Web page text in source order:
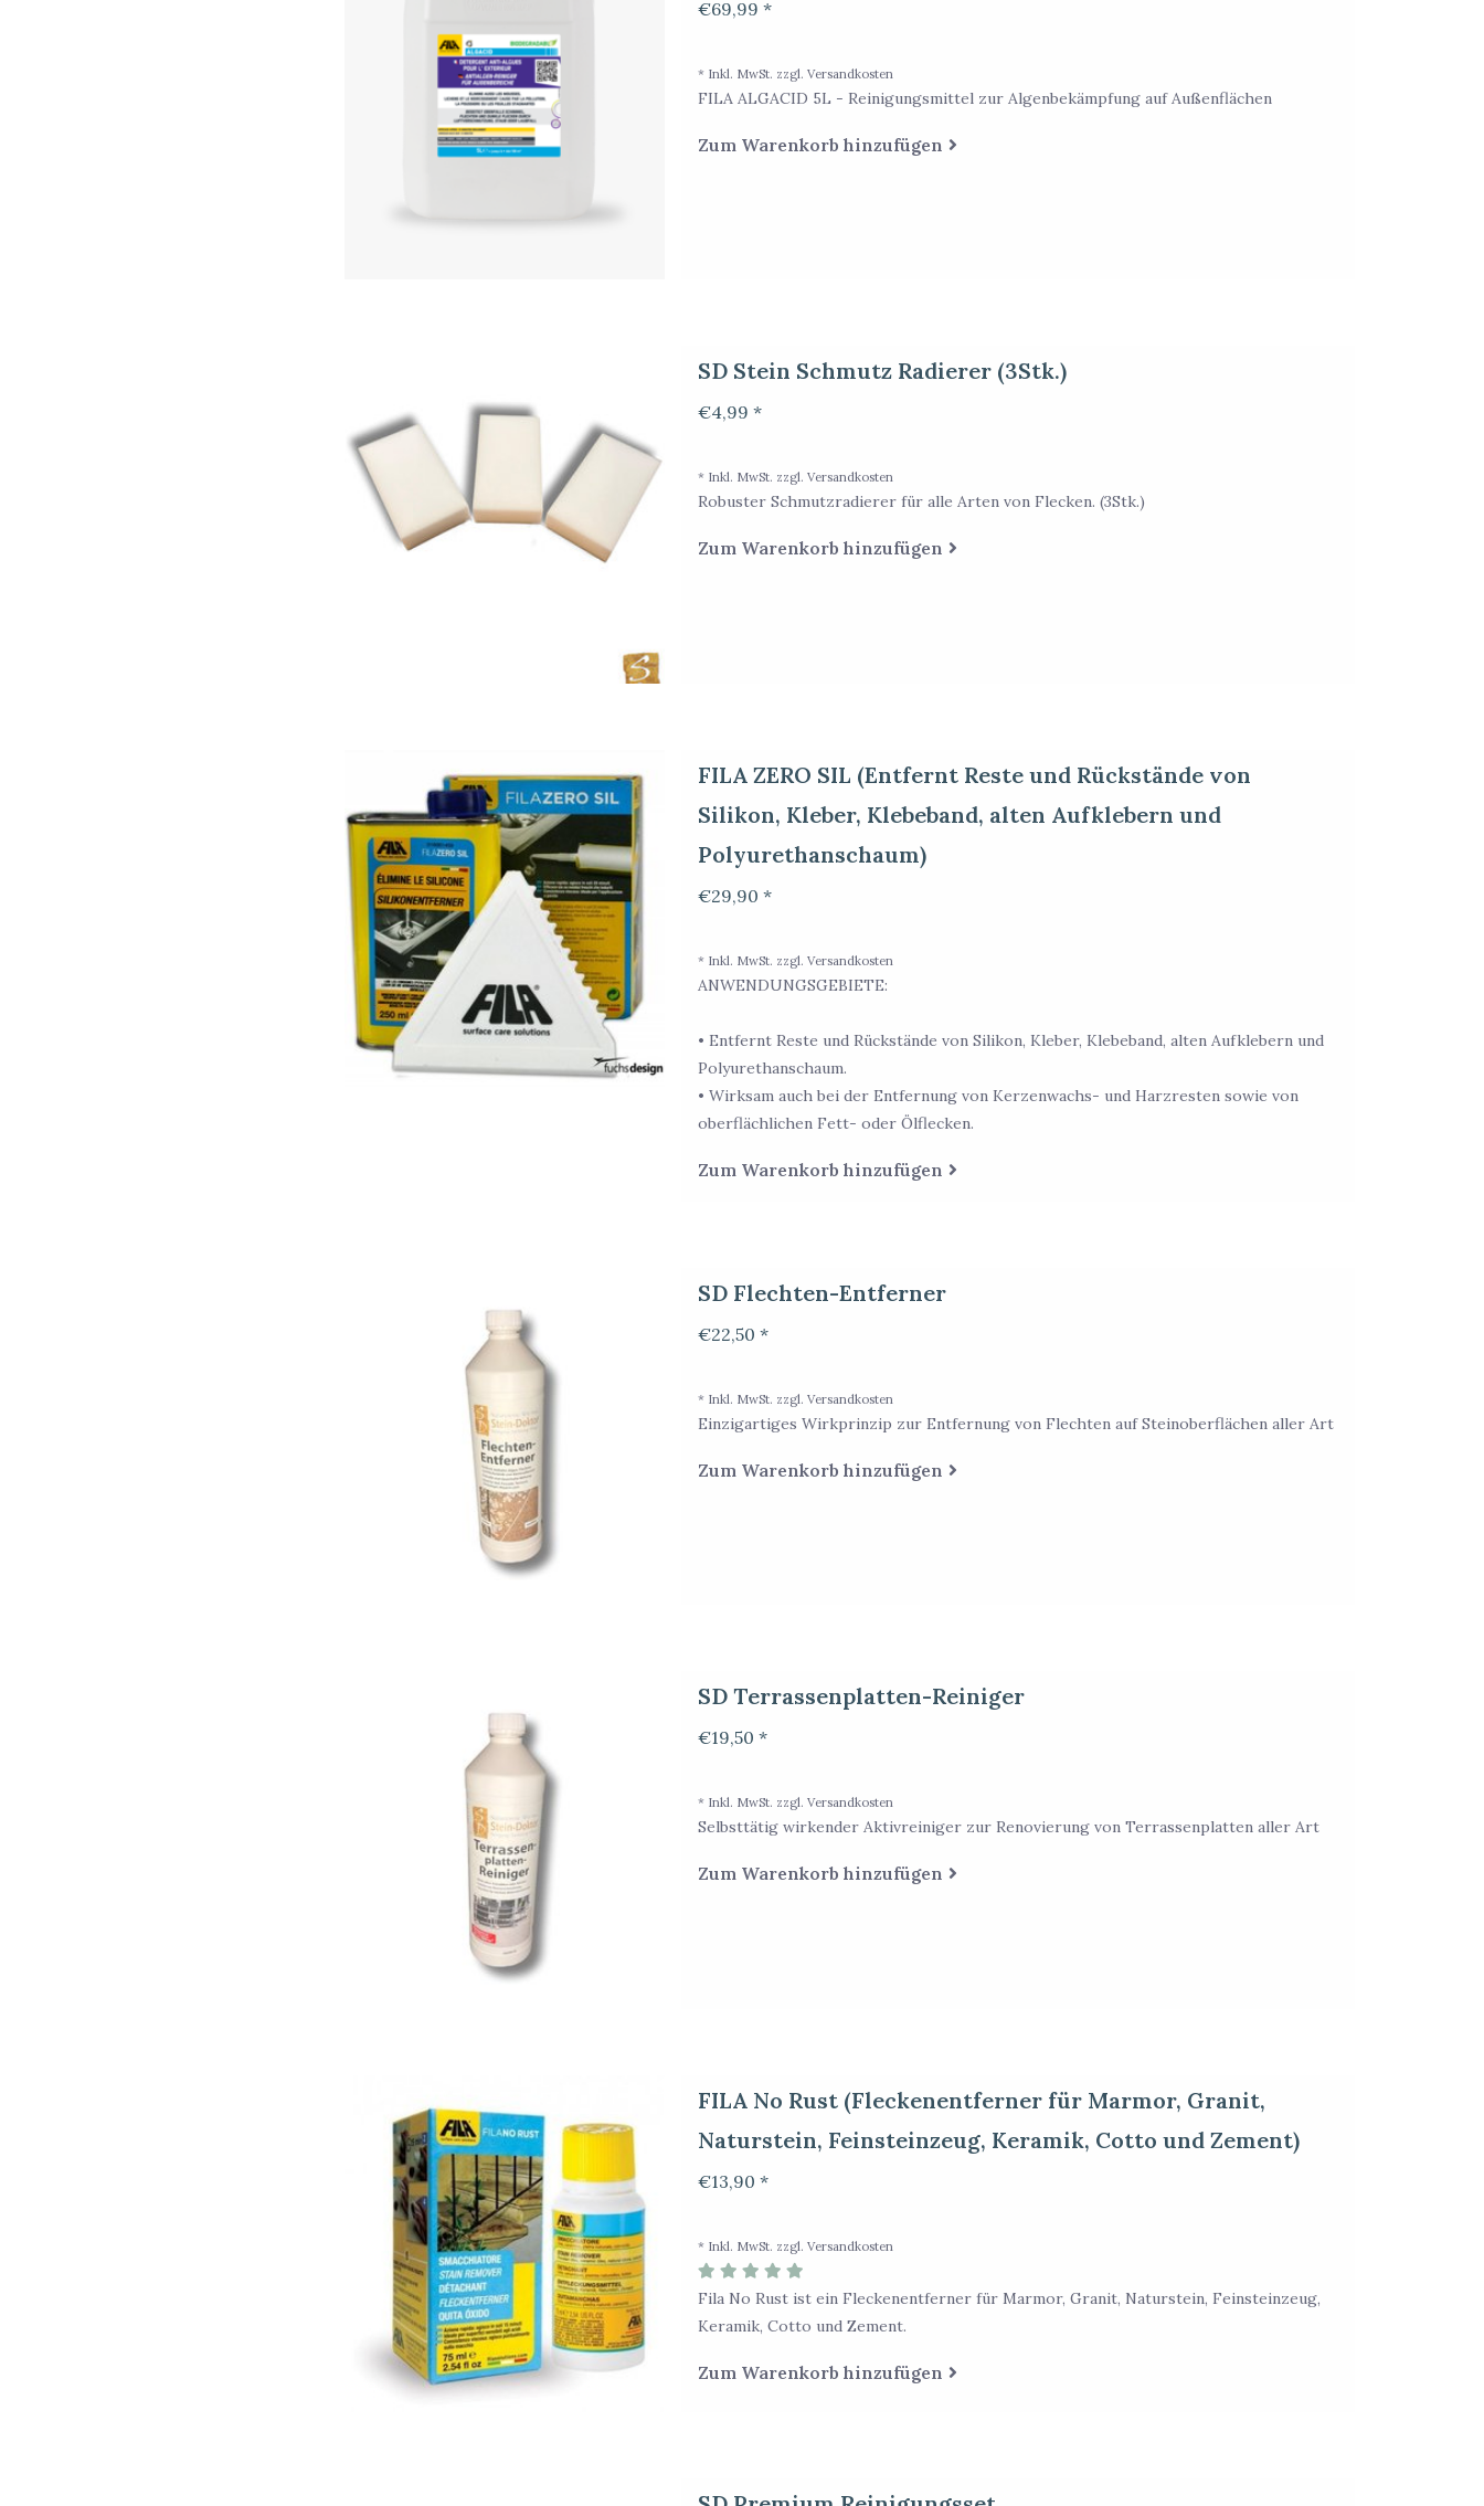
€69,99 *
* Inkl. MwSt. zzgl.Versandkosten
FILA ALGACID 5L - Reinigungsmittel zur Algenbekämpfung auf Außenflächen
Zum Warenkorb hinzufügen
SD Stein Schmutz Radierer (3Stk.)
€4,99 *
* Inkl. MwSt. zzgl.Versandkosten
Robuster Schmutzradierer für alle Arten von Flecken. (3Stk.)
Zum Warenkorb hinzufügen
FILA ZERO SIL (Entfernt Reste und Rückstände von
Silikon, Kleber, Klebeband, alten Aufklebern und
Polyurethanschaum)
€29,90 *
* Inkl. MwSt. zzgl.Versandkosten
ANWENDUNGSGEBIETE:
• Entfernt Reste und Rückstände von Silikon, Kleber, Klebeband, alten Aufklebern und
Polyurethanschaum.
• Wirksam auch bei der Entfernung von Kerzenwachs- und Harzresten sowie von
oberflächlichen Fett- oder Ölflecken.
Zum Warenkorb hinzufügen
SD Flechten-Entferner
€22,50 *
* Inkl. MwSt. zzgl.Versandkosten
Einzigartiges Wirkprinzip zur Entfernung von Flechten auf Steinoberflächen aller Art
Zum Warenkorb hinzufügen
SD Terrassenplatten-Reiniger
€19,50 *
* Inkl. MwSt. zzgl.Versandkosten
Selbsttätig wirkender Aktivreiniger zur Renovierung von Terrassenplatten aller Art
Zum Warenkorb hinzufügen
FILA No Rust (Fleckenentferner für Marmor, Granit,
Naturstein, Feinsteinzeug, Keramik, Cotto und Zement)
€13,90 *
* Inkl. MwSt. zzgl.Versandkosten
Fila No Rust ist ein Fleckenentferner für Marmor, Granit, Naturstein, Feinsteinzeug,
Keramik, Cotto und Zement.
Zum Warenkorb hinzufügen